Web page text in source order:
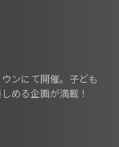
ンにて開催。子ども
める企画が満載！